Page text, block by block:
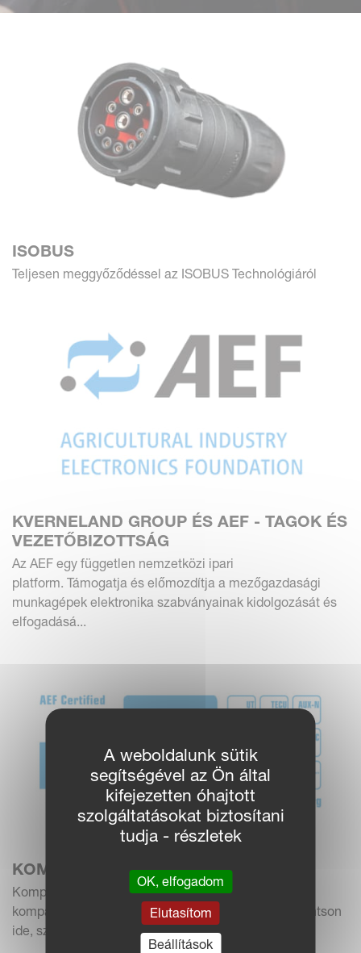
ISOBUS
Teljesen meggyőződéssel az ISOBUS Technológiáról
KVERNELAND GROUP ÉS AEF - TAGOK ÉS
VEZETŐBIZOTTSÁG
Az AEF egy független nemzetközi ipari
platform. Támogatja és előmozdítja a mezőgazdasági
munkagépek elektronika szabványainak kidolgozását és
elfogadásá...
KOMPATIBILITÁS ELLENŐRZŐ
Kompatibilitás ellenőrző: Szeretném ellenőrizni a
kompatibilitást a traktor és a munkagép között.Kattintson
ide, szeretné ellenőrizni a traktor és a mun...
A weboldalunk sütik
segítségével az Ön által
kifejezetten óhajtott
szolgáltatásokat biztosítani
tudja - részletek
OK, elfogadom
Elutasítom
Beállítások